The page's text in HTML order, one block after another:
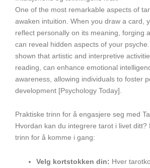
One of the most remarkable aspects of
awaken intuition. When you draw a card,
reflect personally on its meaning, forging
can reveal hidden aspects of your
shown that artistic and interpretive
reading, can enhance emotional
awareness, allowing individuals to foster
development [Psychology Today].
Praktiske trinn for å engasjere seg med
Hvordan kan du integrere tarot i livet ditt?
trinn for å komme i gang:
Velg kortstokken din: Hver